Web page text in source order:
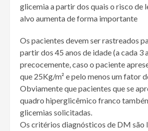
glicemia a partir dos quais o risco de
alvo aumenta de forma importante
Os pacientes devem ser rastreados
partir dos 45 anos de idade (a cada 3
precocemente, caso o paciente
que 25Kg/m² e pelo menos um fator
Obviamente que pacientes que se
quadro hiperglicêmico franco
glicemias solicitadas.
Os critérios diagnósticos de DM são